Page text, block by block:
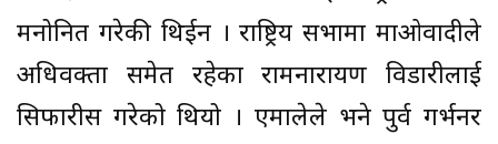
मनोनित गरेकी थिईन । राष्ट्रिय सभामा माओवादीले
अधिवक्ता समेत रहेका रामनारायण विडारीलाई
सिफारीस गरेको थियो । एमालेले भने पुर्व गर्भनर